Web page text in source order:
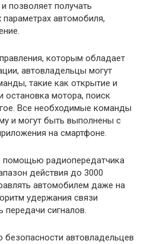
позволяет получать
автомобиля,
которым обладает
автовладельцы могут
такие как открытие и
остановка мотора, поиск
Все необходимые команды
и могут быть выполнены с
на смартфоне.
помощью радиопередатчика
действия до 3000
автомобилем даже на
удержания связи
передачи сигналов.
автовладельцев